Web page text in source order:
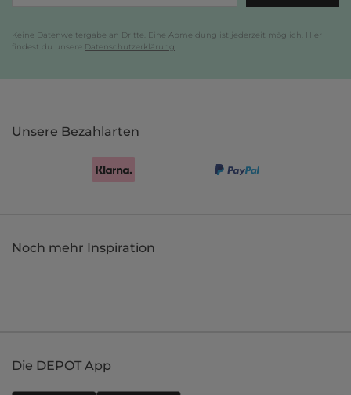
Keine Datenweitergabe an Dritte. Eine Abmeldung ist jederzeit möglich. Hier
findest du unsere Datenschutzerklärung
Unsere Bezahlarten
Noch mehr Inspiration
Die DEPOT App